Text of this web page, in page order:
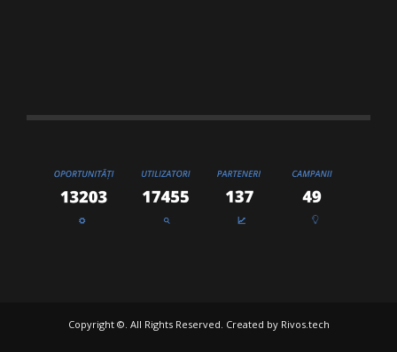
Copyright ©. All Rights Reserved. Created by Rivos.tech